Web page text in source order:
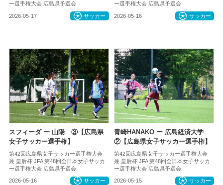
ー選手権大会 広島県予選会
2026-05-17 サッカー
ー選手権大会 広島県予選会
2026-05-16 サッカー
スフィーダ ー 山陽 ③【広島県
女子サッカー選手権】
第42回広島県女子サッカー選手権大会
兼 皇后杯 JFA 第48回全日本女子サッカ
ー選手権大会 広島県予選会
2026-05-16 サッカー
青崎HANAKO ー 広島経済大学
②【広島県女子サッカー選手権】
第42回広島県女子サッカー選手権大会
兼 皇后杯 JFA 第48回全日本女子サッカ
ー選手権大会 広島県予選会
2026-05-15 サッカー